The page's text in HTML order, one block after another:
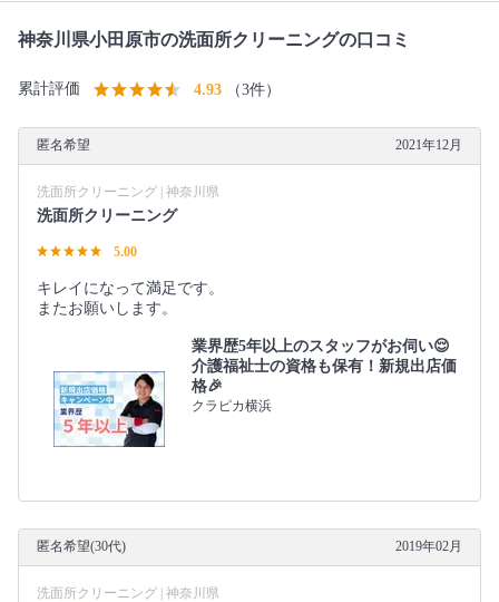
神奈川県小田原市の洗面所クリーニングの口コミ
累計評価 4.93 （3件）
匿名希望 2021年12月
洗面所クリーニング | 神奈川県
洗面所クリーニング
5.00
キレイになって満足です。
またお願いします。
業界歴5年以上のスタッフがお伺い😌
介護福祉士の資格も保有！新規出店価
格🎉
クラピカ横浜
匿名希望(30代) 2019年02月
洗面所クリーニング | 神奈川県